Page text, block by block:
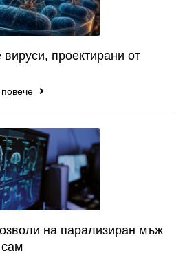
проектирани от
на парализиран мъж